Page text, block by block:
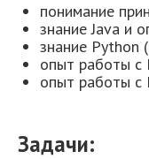
понимание
знание Java и
знание Python
опыт работы с
опыт работы с
Задачи: